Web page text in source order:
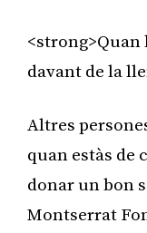
<strong>Quan
davant de la
Altres
quan estàs de
donar un bon
Montserrat